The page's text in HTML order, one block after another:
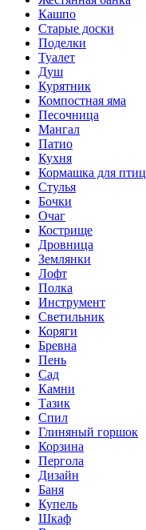
Кашпо
Старые доски
Поделки
Туалет
Душ
Курятник
Компостная яма
Песочница
Мангал
Патио
Кухня
Кормашка для птиц
Стулья
Бочки
Очаг
Кострище
Дровница
Землянки
Лофт
Полка
Инструмент
Светильник
Коряги
Бревна
Пень
Сад
Камни
Тазик
Спил
Глиняный горшок
Корзина
Пергола
Дизайн
Баня
Купель
Шкаф